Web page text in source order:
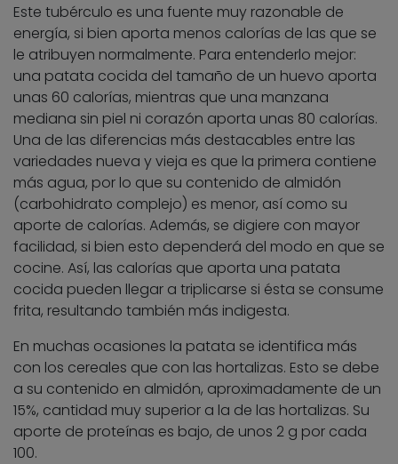
Este tubérculo es una fuente muy razonable de
energía, si bien aporta menos calorías de las que se
le atribuyen normalmente. Para entenderlo mejor:
una patata cocida del tamaño de un huevo aporta
unas 60 calorías, mientras que una manzana
mediana sin piel ni corazón aporta unas 80 calorías.
Una de las diferencias más destacables entre las
variedades nueva y vieja es que la primera contiene
más agua, por lo que su contenido de almidón
(carbohidrato complejo) es menor, así como su
aporte de calorías. Además, se digiere con mayor
facilidad, si bien esto dependerá del modo en que se
cocine. Así, las calorías que aporta una patata
cocida pueden llegar a triplicarse si ésta se consume
frita, resultando también más indigesta.
En muchas ocasiones la patata se identifica más
con los cereales que con las hortalizas. Esto se debe
a su contenido en almidón, aproximadamente de un
15%, cantidad muy superior a la de las hortalizas. Su
aporte de proteínas es bajo, de unos 2 g por cada
100.